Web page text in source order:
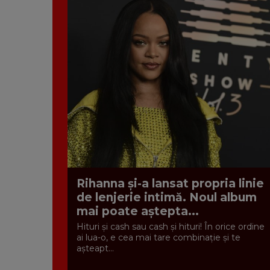
Rihanna și-a lansat propria linie
de lenjerie intimă. Noul album
mai poate aștepta...
Hituri și cash sau cash și hituri! În orice ordine
ai lua-o, e cea mai tare combinație și te
așteapt...